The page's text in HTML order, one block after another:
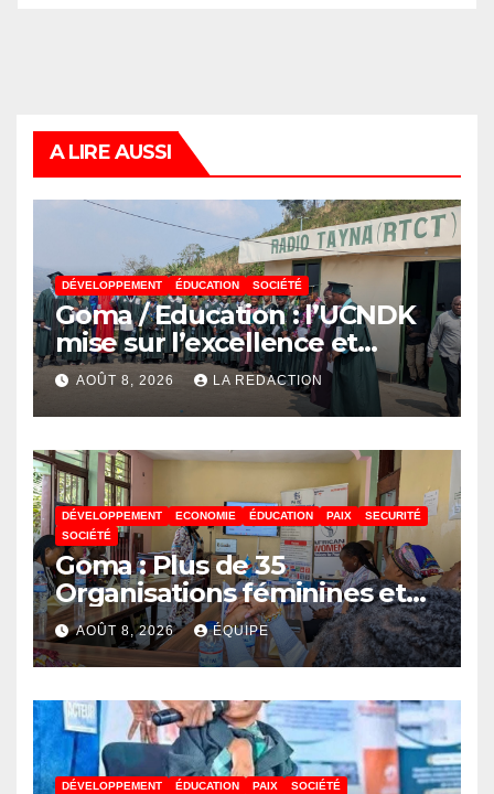
A LIRE AUSSI
DÉVELOPPEMENT ÉDUCATION SOCIÉTÉ
Goma / Education : l’UCNDK
mise sur l’excellence et
l’employabilité des jeunes
AOÛT 8, 2026 LA REDACTION
DÉVELOPPEMENT ECONOMIE ÉDUCATION PAIX
SECURITÉ
SOCIÉTÉ
Goma : Plus de 35
Organisations féminines et
associations des jeunes
réunies pour parler paix
AOÛT 8, 2026 ÉQUIPE
DÉVELOPPEMENT ÉDUCATION PAIX SOCIÉTÉ